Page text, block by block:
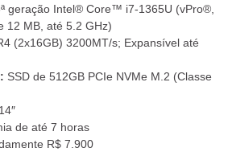
geração Intel® Core™ i7-1365U (vPro®,
12 MB, até 5.2 GHz)
(2x16GB) 3200MT/s; Expansível até
SSD de 512GB PCIe NVMe M.2 (Classe
de até 7 horas
R$ 7.900